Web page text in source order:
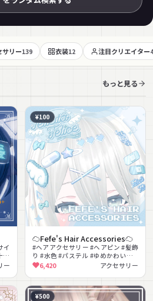
サリー139 衣装12 注目クリエイター4
もっと見る
イ
字
ー
¥100
☁Fefe's Hair Accessories☁
#ヘアアクセサリー #ヘアピン #髪飾
り #水色 #パステル #ゆめかわいい #
病みかわいい #絆創膏 #リボン #量
産型
6,420 アクセサリー
¥500